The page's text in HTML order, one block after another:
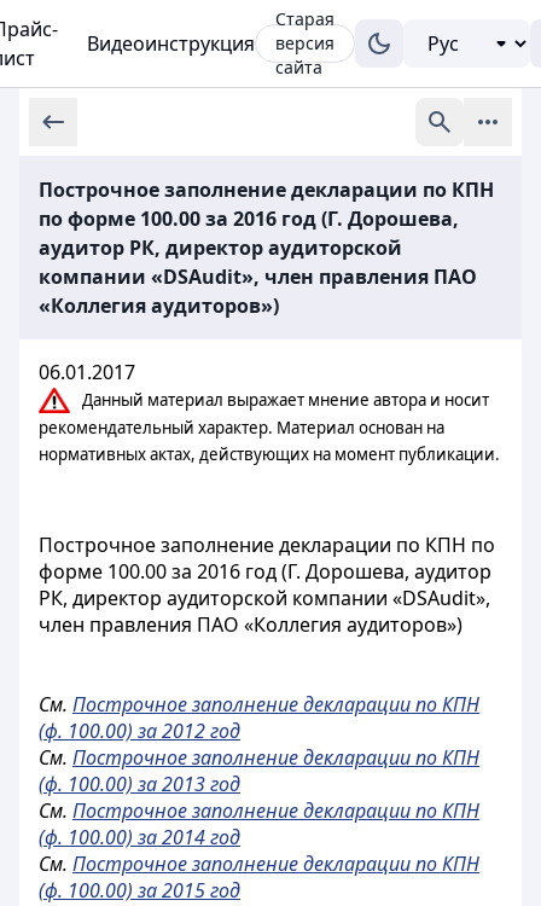
Видеоинструкция
Старая
версия
сайта
Построчное заполнение декларации по КПН
по форме 100.00 за 2016 год (Г. Дорошева,
аудитор РК, директор аудиторской
компании «DSAudit», член правления ПАО
«Коллегия аудиторов»)
06.01.2017
Данный материал выражает мнение автора и носит
рекомендательный характер. Материал основан на
нормативных актах, действующих на момент публикации.
Построчное заполнение декларации по КПН по
форме 100.00 за 2016 год (Г. Дорошева, аудитор
РК, директор аудиторской компании «DSAudit»,
член правления ПАО «Коллегия аудиторов»)
См. Построчное заполнение декларации по КПН
(ф. 100.00) за 2012 год
См. Построчное заполнение декларации по КПН
(ф. 100.00) за 2013 год
См. Построчное заполнение декларации по КПН
(ф. 100.00) за 2014 год
См. Построчное заполнение декларации по КПН
(ф. 100.00) за 2015 год